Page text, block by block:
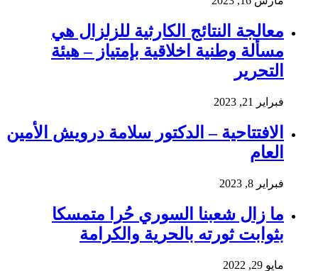
معالجة النتائج الكارثية للزلزال هي
مسألة وطنية اخلاقية بإمتياز – هيئة
التحرير
فبراير 21, 2023
الافتتاحية – الدكتور سلامة درويش الأمين
العام
فبراير 8, 2023
ما زال شعبنا السوري حُرا متمسكا
بثوابت ثورته بالحرية والكرامة
مايو 29, 2022